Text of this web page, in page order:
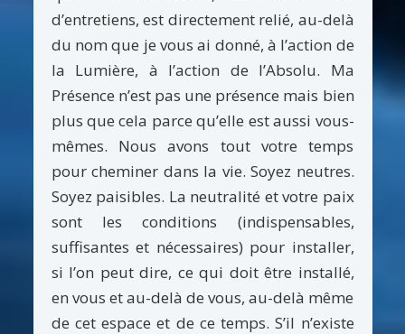
d’entretiens, est directement relié, au-delà
du nom que je vous ai donné, à l’action de
la Lumière, à l’action de l’Absolu. Ma
Présence n’est pas une présence mais bien
plus que cela parce qu’elle est aussi vous-
mêmes. Nous avons tout votre temps
pour cheminer dans la vie. Soyez neutres.
Soyez paisibles. La neutralité et votre paix
sont les conditions (indispensables,
suffisantes et nécessaires) pour installer,
si l’on peut dire, ce qui doit être installé,
en vous et au-delà de vous, au-delà même
de cet espace et de ce temps. S’il n’existe